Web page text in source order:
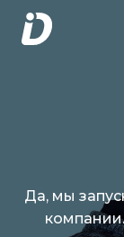
Перейти к
Да, мы